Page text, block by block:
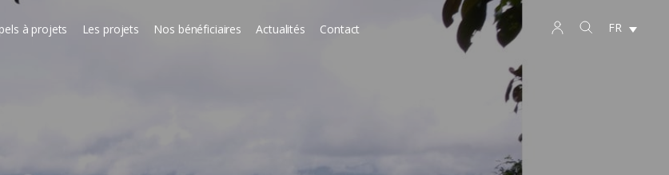
à projets Les projets Nos bénéficiaires Actualités Contact FR